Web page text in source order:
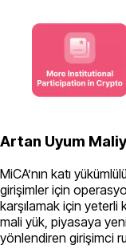
Artan Uyum
MiCA’nın katı
girişimler için
karşılamak için yeterli
mali yük, piyasaya
yönlendiren girişimci